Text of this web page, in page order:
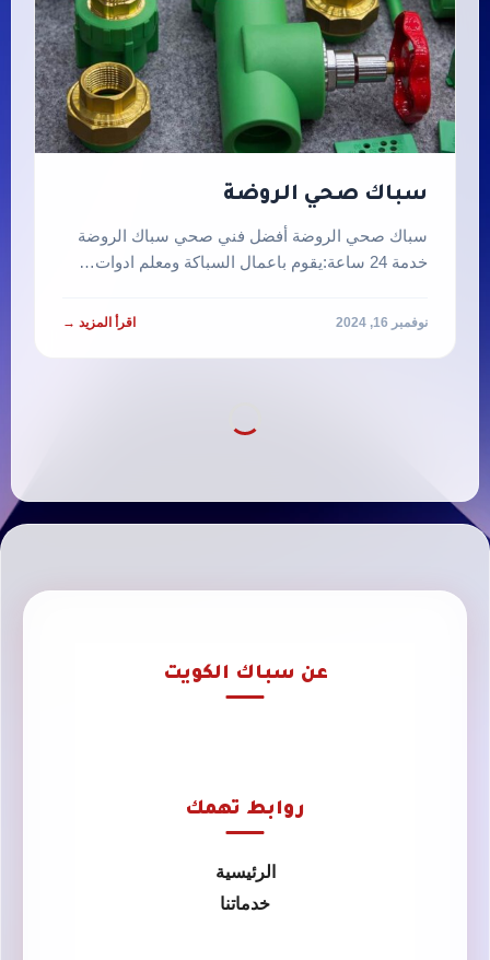
سباك صحي الروضة
سباك صحي الروضة أفضل فني صحي سباك الروضة
خدمة 24 ساعة:يقوم باعمال السباكة ومعلم ادوات…
نوفمبر 16, 2024 اقرأ المزيد →
عن سباك الكويت
روابط تهمك
الرئيسية
خدماتنا